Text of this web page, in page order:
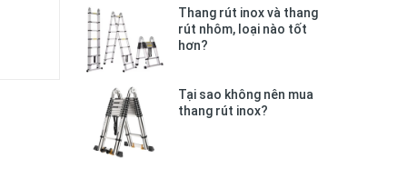
Thang rút inox và thang
rút nhôm, loại nào tốt
hơn?
Tại sao không nên mua
thang rút inox?